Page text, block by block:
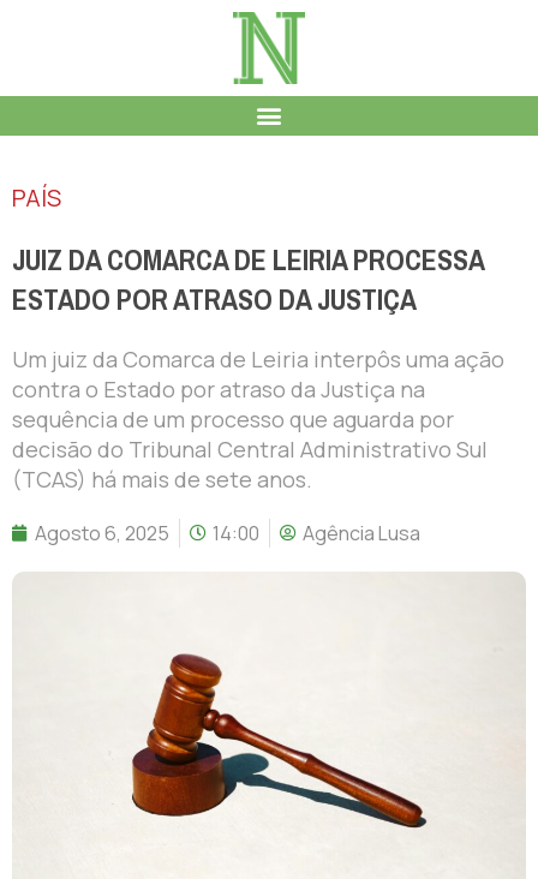
PAÍS
JUIZ DA COMARCA DE LEIRIA PROCESSA
ESTADO POR ATRASO DA JUSTIÇA
Um juiz da Comarca de Leiria interpôs uma ação
contra o Estado por atraso da Justiça na
sequência de um processo que aguarda por
decisão do Tribunal Central Administrativo Sul
(TCAS) há mais de sete anos.
Agosto 6, 2025 14:00 Agência Lusa